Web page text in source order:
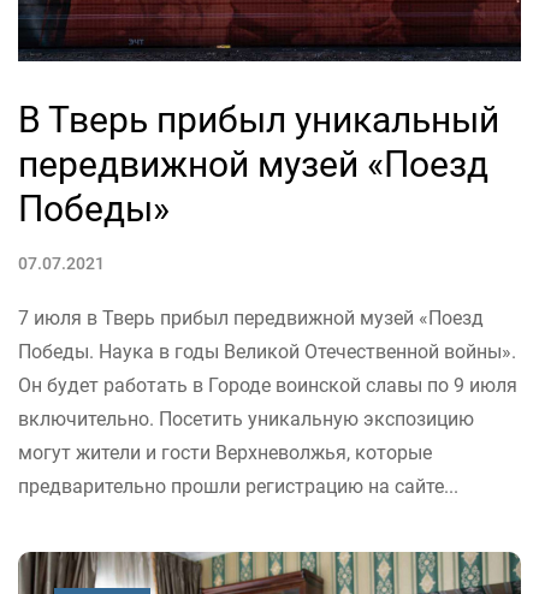
В Тверь прибыл уникальный
передвижной музей «Поезд
Победы»
07.07.2021
7 июля в Тверь прибыл передвижной музей «Поезд
Победы. Наука в годы Великой Отечественной войны».
Он будет работать в Городе воинской славы по 9 июля
включительно. Посетить уникальную экспозицию
могут жители и гости Верхневолжья, которые
предварительно прошли регистрацию на сайте...